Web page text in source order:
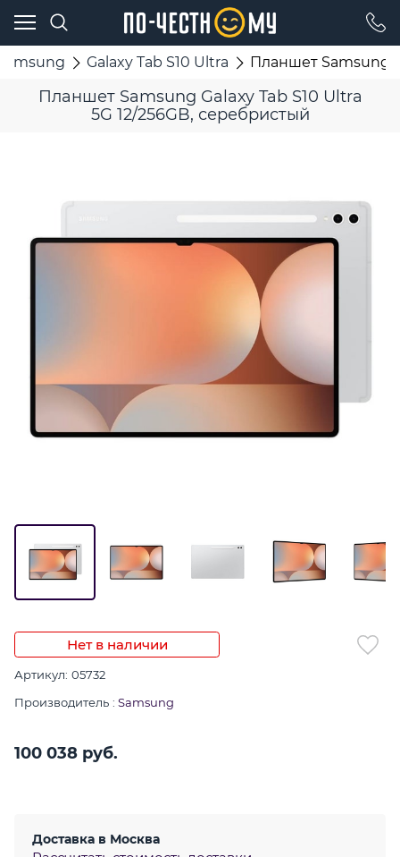
Galaxy Tab S10 Ultra Планшет Samsung
Планшет Samsung Galaxy Tab S10 Ultra
5G 12/256GB, серебристый
Нет в наличии
Артикул: 05732
Производитель : Samsung
100 038 руб.
Доставка в Москва